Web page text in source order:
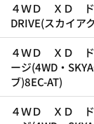
４ＷＤ ＸＤ ド
DRIVE(スカイア
４ＷＤ ＸＤ ド
ージ(4WD・
ブ)8EC-AT)
４ＷＤ ＸＤ ド